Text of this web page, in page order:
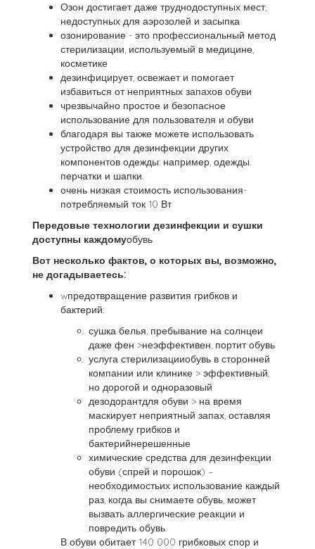
Озон достигает даже труднодоступных мест,
недоступных для аэрозолей и засыпка
озонирование - это профессиональный метод
стерилизации, используемый в медицине,
косметике
дезинфицирует, освежает и помогает
избавиться от неприятных запахов обуви
чрезвычайно простое и безопасное
использование для пользователя и обуви
благодаря вы также можете использовать
устройство для дезинфекции других
компонентов одежды: например, одежды.
перчатки и шапки.
очень низкая стоимость использования-
потребляемый ток 10 Вт
Передовые технологии дезинфекции и сушки
доступны каждомуобувь
Вот несколько фактов, о которых вы, возможно,
не догадываетесь:
wпредотвращение развития грибков и
бактерий:
сушка белья, пребывание на солнцеи
даже фен >неэффективен, портит обувь
услуга стерилизацииобувь в сторонней
компании или клинике > эффективный,
но дорогой и одноразовый
дезодорантдля обуви > на время
маскирует неприятный запах, оставляя
проблему грибков и
бактерийнерешенные
химические средства для дезинфекции
обуви (спрей и порошок) –
необходимостьих использование каждый
раз, когда вы снимаете обувь, может
вызвать аллергические реакции и
повредить обувь.
В обуви обитает 140 000 грибковых спор и